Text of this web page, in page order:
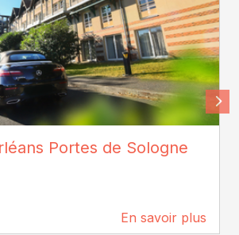
Portes de Sologne
En savoir plus